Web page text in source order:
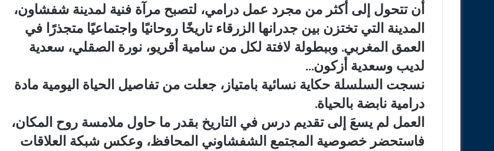
أن تتحول إلى أكثر من مجرد عمل درامي، لتصبح مرآة فنية لمدينة شفشاون،
المدينة التي تختزن بين جدرانها الزرقاء تاريخًا روحانيًا واجتماعيًا متجذرًا في
العمق المغربي. وببطولة لافتة لكل من سامية أقريو، نورة الصقلي، سعدية
لديب وسعدية أزكون…
نسجت السلسلة حكاية نسائية بامتياز، جعلت من تفاصيل الحياة اليومية مادة
درامية نابضة بالحياة.
العمل لم يسعَ إلى تقديم درس في التاريخ بقدر ما حاول ملامسة روح المكان،
فاستحضر خصوصية المجتمع الشفشاوني المحافظ، وعكس شبكة العلاقات